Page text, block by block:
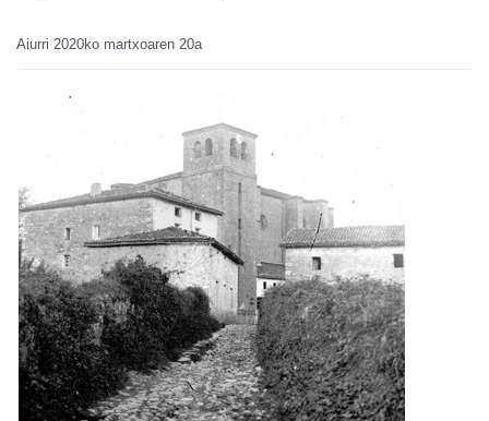
Aiurri 2020ko martxoaren 20a